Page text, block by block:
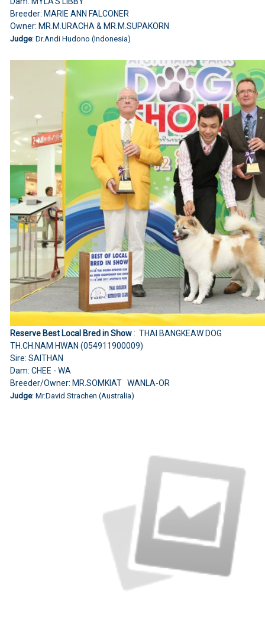
Breeder: MARIE ANN FALCONER
Owner: MR.M.URACHA & MR.M.SUPAKORN
Judge: Dr.Andi Hudono (Indonesia)
Reserve Best Local Bred in Show: THAI BANGKEAW DOG
TH.CH.NAM HWAN (054911900009)
Sire: SAITHAN
Dam: CHEE - WA
Breeder/Owner: MR.SOMKIAT WANLA-OR
Judge: Mr.David Strachen (Australia)